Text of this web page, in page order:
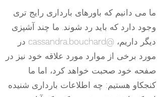
ما می دانیم که باورهای بارداری رایج تری
وجود دارد که باید رد شوند. ما چند آشپزی
دیگر داریم، @cassandra.bouchard در
مورد برخی از موارد مورد علاقه خود نیز در
صفحه خود صحبت خواهد کرد، اما ما
کنجکاو هستیم: چه اطلاعات بارداری شنیده